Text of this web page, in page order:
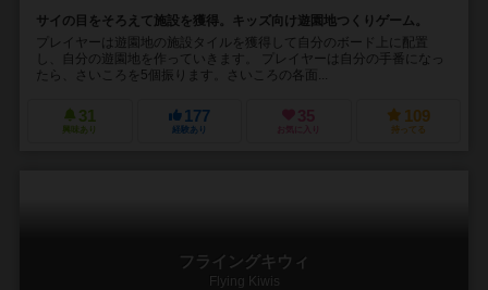
サイの目をそろえて施設を獲得。キッズ向け遊園地つくりゲーム。
プレイヤーは遊園地の施設タイルを獲得して自分のボード上に配置
し、自分の遊園地を作っていきます。 プレイヤーは自分の手番になっ
たら、さいころを5個振ります。さいころの各面...
31
興味あり
177
経験あり
35
お気に入り
109
持ってる
フライングキウィ
Flying Kiwis